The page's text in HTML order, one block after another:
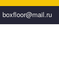
boxfloor@mail.ru